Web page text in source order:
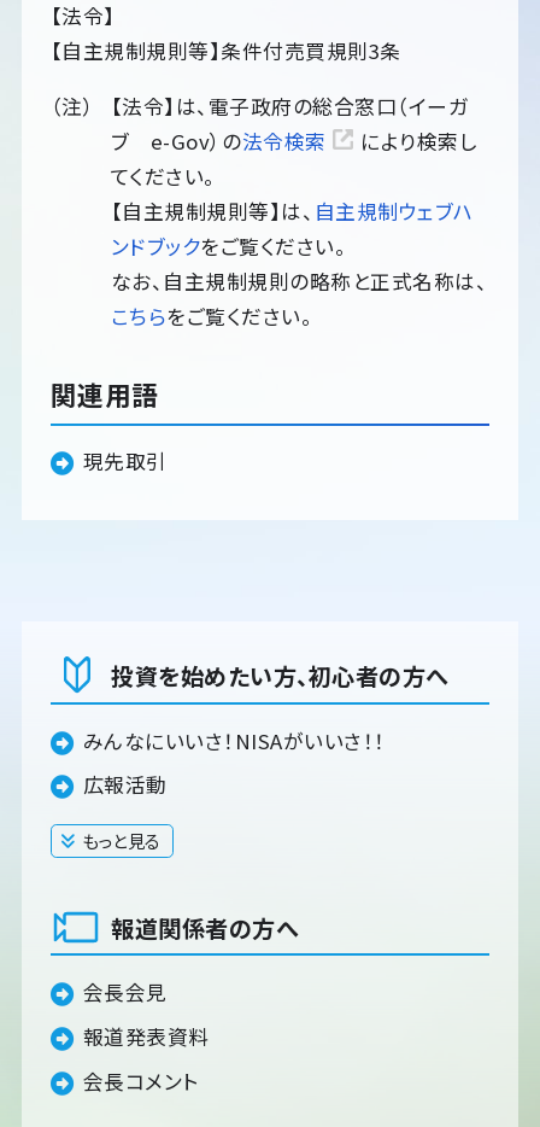
【法令】
【自主規制規則等】条件付売買規則3条
【法令】は、電子政府の総合窓口（イーガ
ブ e-Gov）の法令検索
により検索し
てください。
【自主規制規則等】は、 自主規制ウェブハ
ンドブックをご覧ください。
なお、自主規制規則の略称と正式名称は、
こちらをご覧ください。
関連用語
現先取引
投資を始めたい方、初心者の方へ
みんなにいいさ！NISAがいいさ！！
広報活動
もっと見る
閉じる
報道関係者の方へ
会長会見
報道発表資料
会長コメント